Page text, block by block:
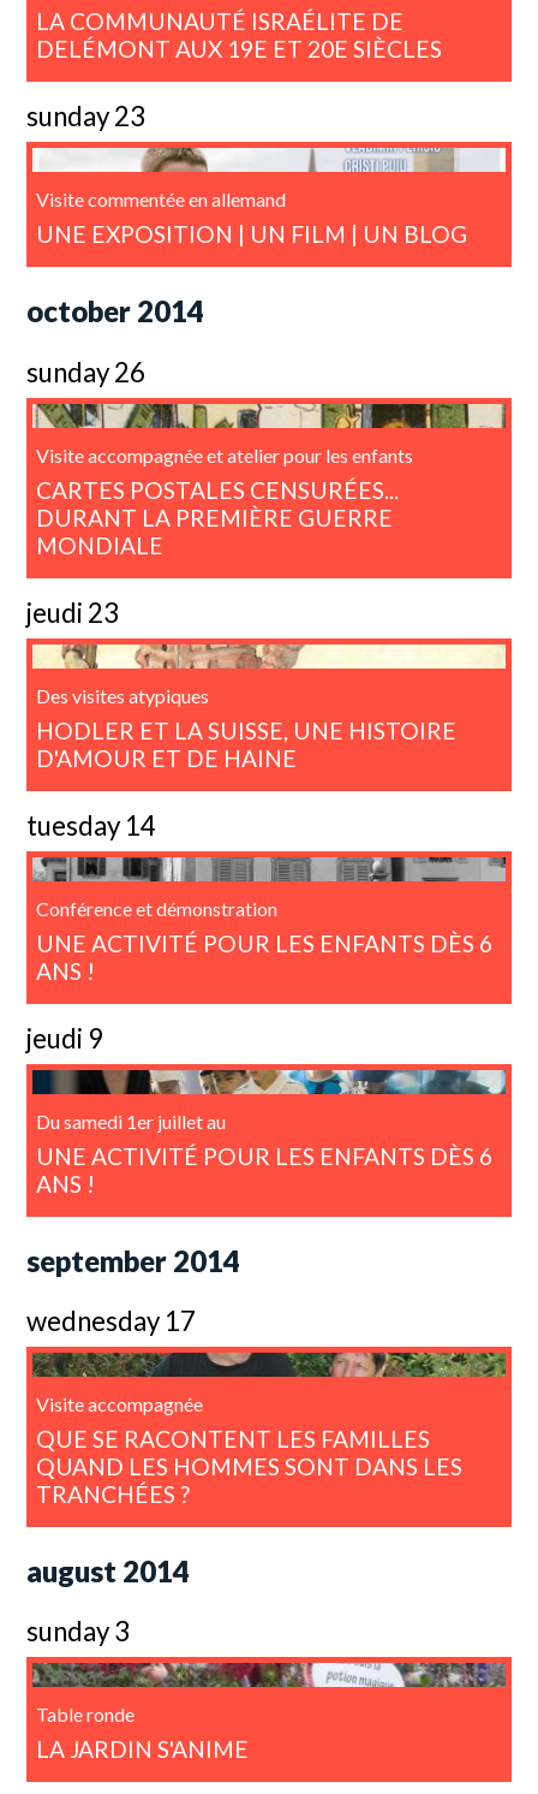
LA COMMUNAUTÉ ISRAÉLITE DE
DELÉMONT AUX 19E ET 20E SIÈCLES
sunday 23
Visite commentée en allemand
UNE EXPOSITION | UN FILM | UN BLOG
october 2014
sunday 26
Visite accompagnée et atelier pour les enfants
CARTES POSTALES CENSURÉES...
DURANT LA PREMIÈRE GUERRE
MONDIALE
jeudi 23
Des visites atypiques
HODLER ET LA SUISSE, UNE HISTOIRE
D'AMOUR ET DE HAINE
tuesday 14
Conférence et démonstration
UNE ACTIVITÉ POUR LES ENFANTS DÈS 6
ANS !
jeudi 9
Du samedi 1er juillet au
UNE ACTIVITÉ POUR LES ENFANTS DÈS 6
ANS !
september 2014
wednesday 17
Visite accompagnée
QUE SE RACONTENT LES FAMILLES
QUAND LES HOMMES SONT DANS LES
TRANCHÉES ?
august 2014
sunday 3
Table ronde
LA JARDIN S'ANIME